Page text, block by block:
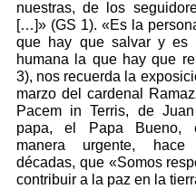
nuestras, de los
[…]» (GS 1). «Es la
que hay que salvar y es
humana la que hay que
3), nos recuerda la
marzo del cardenal
Pacem in Terris, de
papa, el Papa Bueno,
manera urgente,
décadas, que «Somos
contribuir a la paz en la